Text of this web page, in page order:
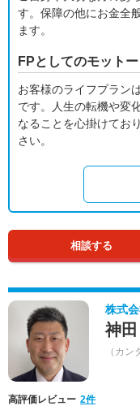
す。保障の他にお金全
ます。
FPとしてのモットー
お客様のライフプラン
です。人生の転機や変
なることを心掛けてお
さい。
相談する
株式
神
（カン
高評価レビュー 2件